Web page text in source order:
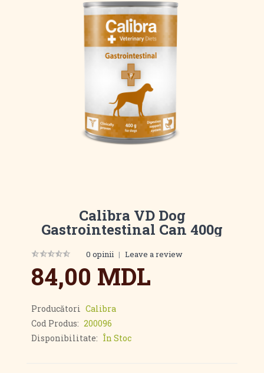
Calibra VD Dog
Gastrointestinal Can 400g
0 opinii | Leave a review
84,00 MDL
Producători Calibra
Cod Produs: 200096
Disponibilitate: În Stoc